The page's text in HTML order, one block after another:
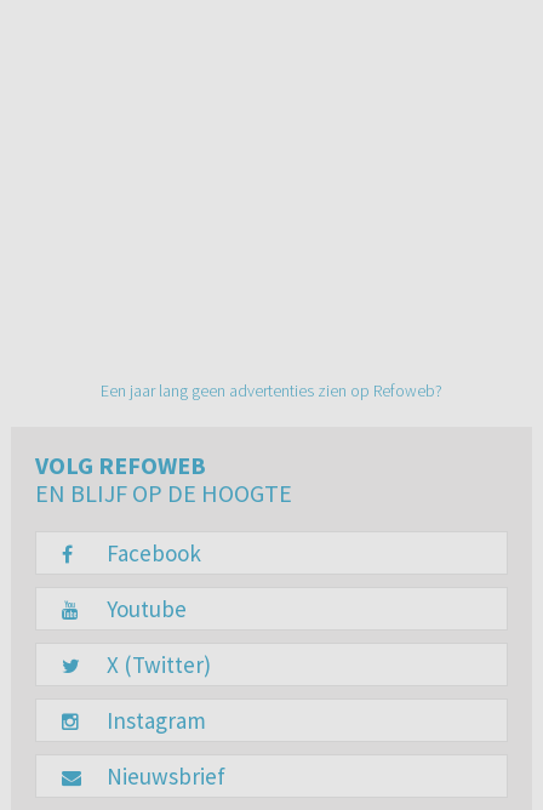
Een jaar lang geen advertenties zien op Refoweb?
VOLG REFOWEB
EN BLIJF OP DE HOOGTE
Facebook
Youtube
X (Twitter)
Instagram
Nieuwsbrief